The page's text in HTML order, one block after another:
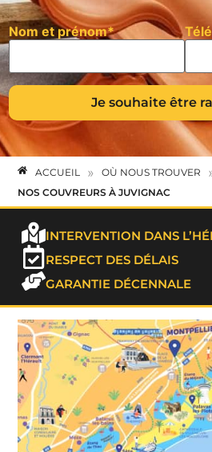
Nom et prénom*
ACCUEIL » OÙ NOUS TROUVER
NOS COUVREURS À JUVIGNAC
INTERVENTION DANS
RESPECT DES DÉLAIS
GARANTIE DÉCENNALE